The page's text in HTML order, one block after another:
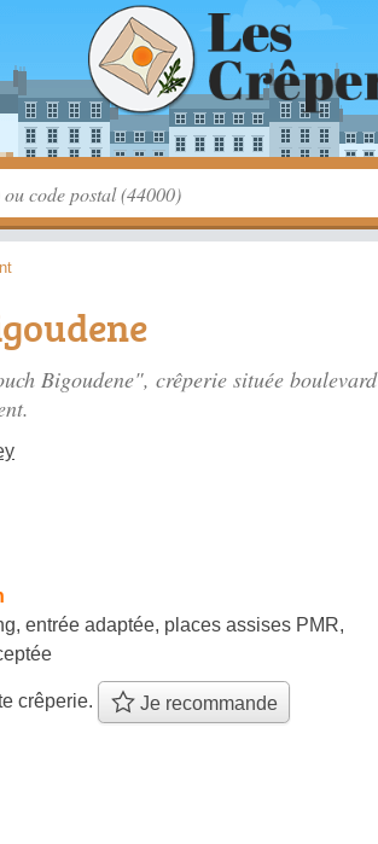
Bigoudene", crêperie située boulevard
entrée adaptée, places assises PMR,
crêperie. Je recommande